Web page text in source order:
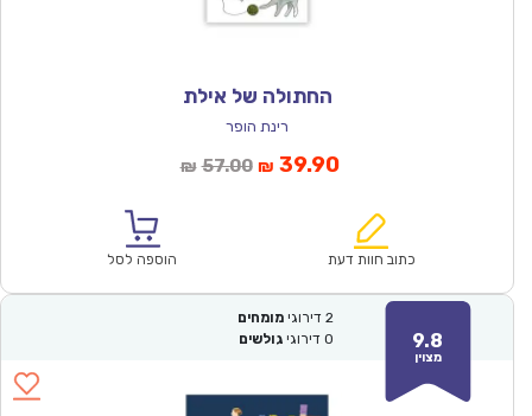
החתולה של אילת
רינת הופר
₪ 57.00המחיר
₪57.00.
₪ 39.90המחיר
הוא:
כתוב חוות דעת הוספה לסל
9.8
מצוין
2 דירוגי מומחים
0 דירוגי גולשים